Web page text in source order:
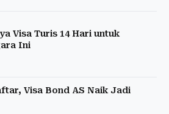
Visa Turis 14 Hari untuk
Ini
Visa Bond AS Naik Jadi